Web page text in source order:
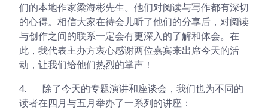
们的本地作家梁海彬先生。他们对阅读与写作都有深切
的心得。相信大家在待会儿听了他们的分享后，对阅读
与创作之间的联系一定会有更深入的了解和体会。在
此，我代表主办方衷心感谢两位嘉宾来出席今天的活
动，让我们给他们热烈的掌声！
4.
除了今天的专题演讲和座谈会，我们也为不同的
读者在四月与五月举办了一系列的讲座：